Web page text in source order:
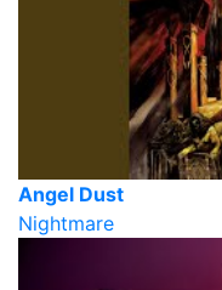
Angel Dust
Nightmare